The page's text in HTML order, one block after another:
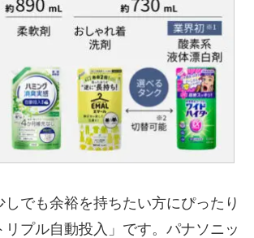
でも余裕を持ちたい方にぴったり
プル自動投入」です。パナソニッ